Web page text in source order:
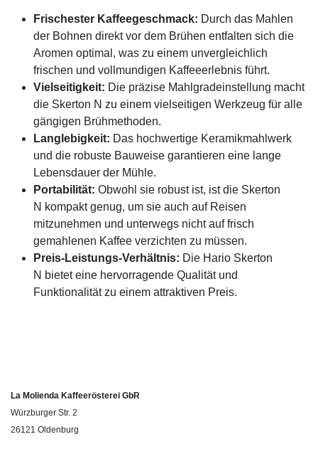
Frischester Kaffeegeschmack: Durch das Mahlen
der Bohnen direkt vor dem Brühen entfalten sich die
Aromen optimal, was zu einem unvergleichlich
frischen und vollmundigen Kaffeeerlebnis führt.
Vielseitigkeit: Die präzise Mahlgradeinstellung macht
die Skerton N zu einem vielseitigen Werkzeug für alle
gängigen Brühmethoden.
Langlebigkeit: Das hochwertige Keramikmahlwerk
und die robuste Bauweise garantieren eine lange
Lebensdauer der Mühle.
Portabilität: Obwohl sie robust ist, ist die Skerton
N kompakt genug, um sie auch auf Reisen
mitzunehmen und unterwegs nicht auf frisch
gemahlenen Kaffee verzichten zu müssen.
Preis-Leistungs-Verhältnis: Die Hario Skerton
N bietet eine hervorragende Qualität und
Funktionalität zu einem attraktiven Preis.
La Molienda Kaffeerösterei GbR
Würzburger Str. 2
26121 Oldenburg